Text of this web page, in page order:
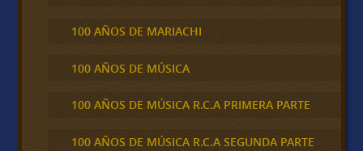
100 AÑOS DE MARIACHI
100 AÑOS DE MÚSICA
100 AÑOS DE MÚSICA R.C.A PRIMERA PARTE
100 AÑOS DE MÚSICA R.C.A SEGUNDA PARTE